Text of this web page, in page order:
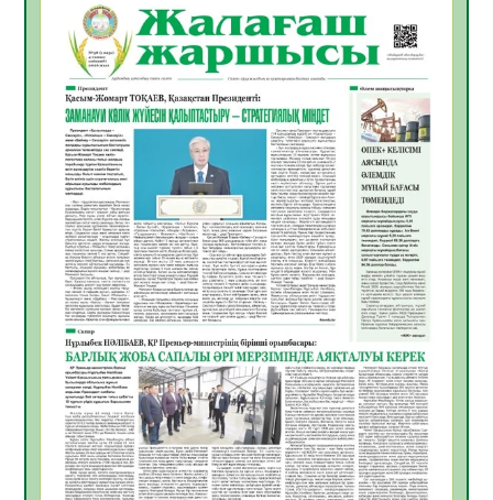
06.08.2026
Инфекциялық ауруларға қарсы иммундау
жұмыстарының тиімділігі
06.08.2026
36
Көкжөтел ауруы туралы
06.08.2026
33
АПВ вакцинасы туралы мәлімет
06.08.2026
33
Open Air: Қызылорда облысы полиция
департаменті 20 мыңнан астам
көрерменнің қауіпсіздігін қамтамасыз етті
06.08.2026
45
ҚЫЗЫЛОРДАДА «САНАЛЫ ҰРПАҚ –
ЖАРҚЫН БОЛАШАҚ» АТТЫ КЕҢЕЙТІЛГЕН
МӘЖІЛІС ӨТТІ
05.08.2026
45